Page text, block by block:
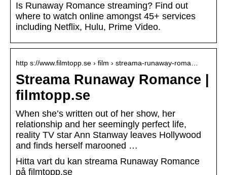
Is Runaway Romance streaming? Find out
where to watch online amongst 45+ services
including Netflix, Hulu, Prime Video.
http s://www.filmtopp.se › film › streama-runaway-roma…
Streama Runaway Romance |
filmtopp.se
When she’s written out of her show, her
relationship and her seemingly perfect life,
reality TV star Ann Stanway leaves Hollywood
and finds herself marooned …
Hitta vart du kan streama Runaway Romance
på filmtopp.se